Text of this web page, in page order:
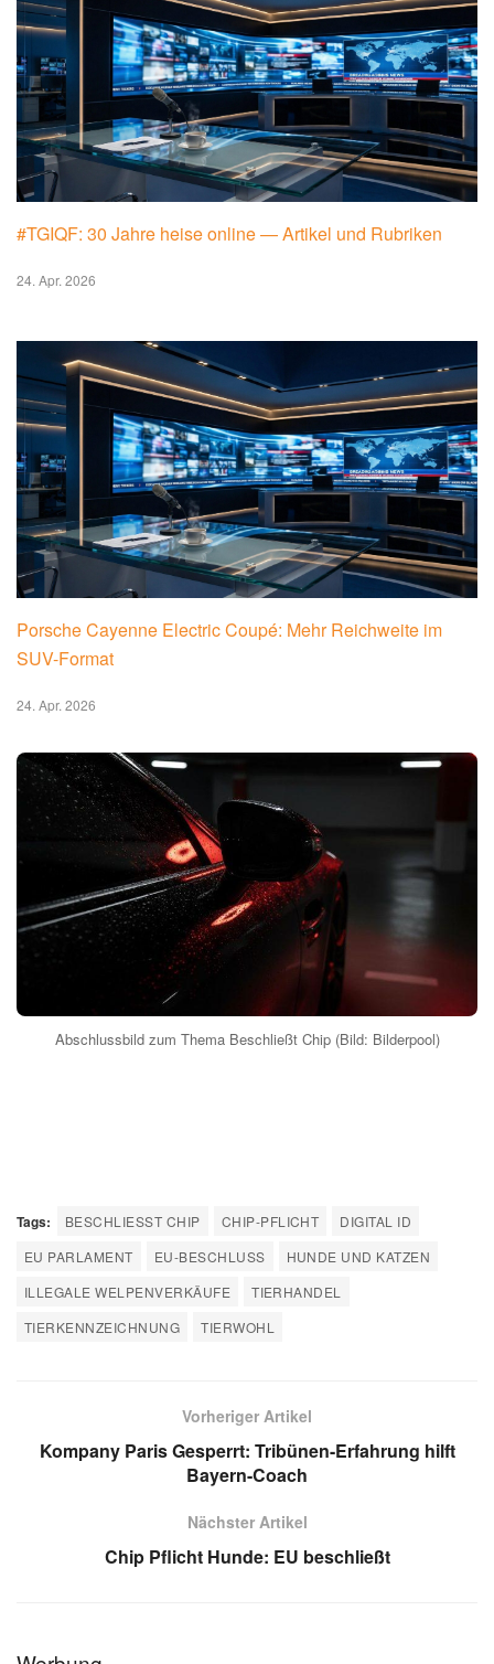
#TGIQF: 30 Jahre heise online — Artikel und Rubriken
24. Apr. 2026
Porsche Cayenne Electric Coupé: Mehr Reichweite im
SUV-Format
24. Apr. 2026
Abschlussbild zum Thema Beschließt Chip (Bild: Bilderpool)
Tags: BESCHLIESST CHIP CHIP-PFLICHT
DIGITAL ID
EU PARLAMENT
EU-BESCHLUSS
HUNDE UND KATZEN
ILLEGALE WELPENVERKÄUFE
TIERHANDEL
TIERKENNZEICHNUNG
TIERWOHL
Vorheriger Artikel
Kompany Paris Gesperrt: Tribünen-Erfahrung hilft
Bayern-Coach
Nächster Artikel
Chip Pflicht Hunde: EU beschließt